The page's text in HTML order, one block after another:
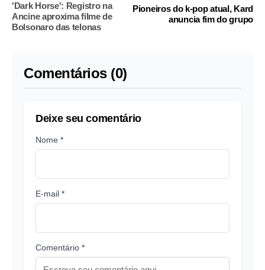
'Dark Horse': Registro na
Ancine aproxima filme de
Bolsonaro das telonas
Pioneiros do k-pop atual, Kard
anuncia fim do grupo
Comentários (0)
Deixe seu comentário
Nome *
E-mail *
Comentário *